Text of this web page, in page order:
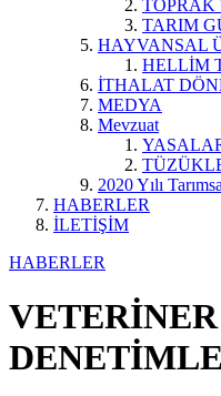
TOPRAK
TARIM
HAYVANSAL
HELLİM
İTHALAT
MEDYA
Mevzuat
2020 Yılı
HABERLER
İLETİŞİM
HABERLER